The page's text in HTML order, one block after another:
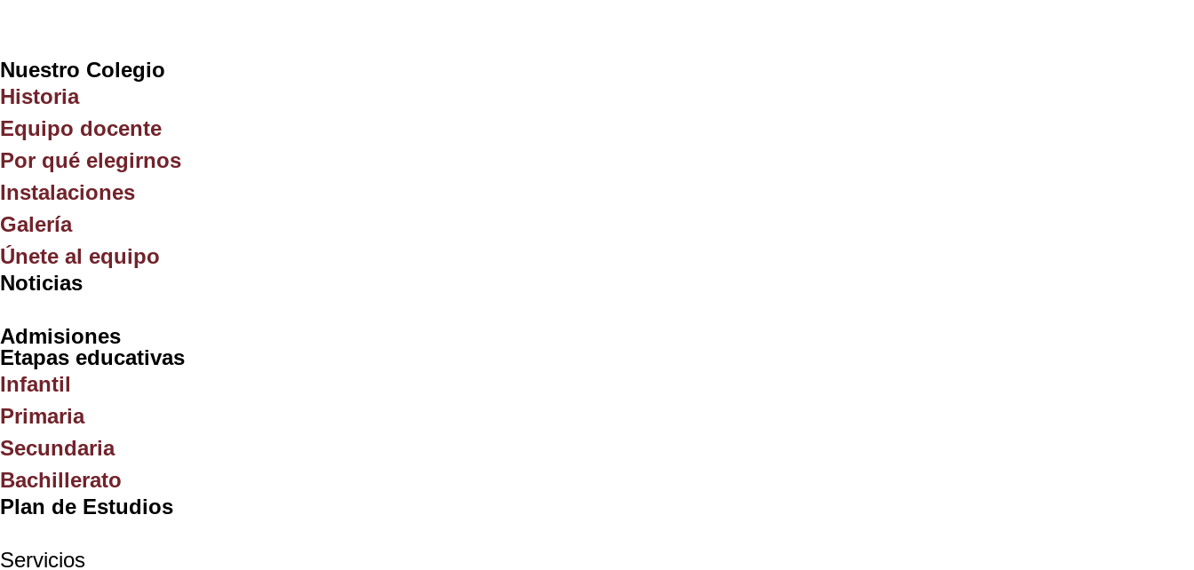
Nuestro Colegio
Historia
Equipo docente
Por qué elegirnos
Instalaciones
Galería
Únete al equipo
Noticias
Admisiones
Etapas educativas
Infantil
Primaria
Secundaria
Bachillerato
Plan de Estudios
Servicios